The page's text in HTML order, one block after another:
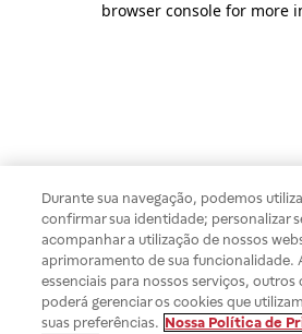
browser console for more
Durante sua navegação, podemos
confirmar sua identidade; personalizar
acompanhar a utilização de nossos
aprimoramento de sua funcionalidade.
essenciais para nossos serviços, outros
poderá gerenciar os cookies que
suas preferências. Nossa Política de